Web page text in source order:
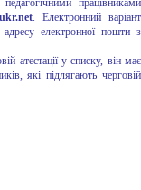
працівниками
. Електронний варіант
електронної пошти з
атестації у списку, він має
які підлягають черговій